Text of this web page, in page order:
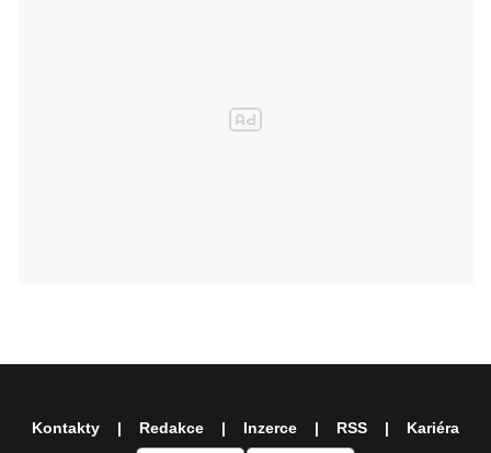
Kontakty Redakce Inzerce RSS Kariéra